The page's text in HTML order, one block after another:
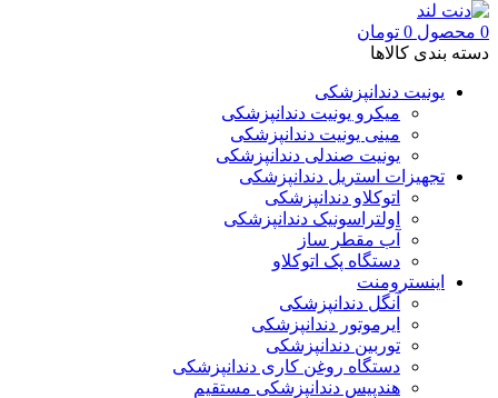
0 محصول 0 تومان
دسته بندی کالاها
یونیت دندانپزشکی
میکرو یونیت دندانپزشکی
مینی یونیت دندانپزشکی
یونیت صندلی دندانپزشکی
تجهیزات استریل دندانپزشکی
اتوکلاو دندانپزشکی
اولتراسونیک دندانپزشکی
آب مقطر ساز
دستگاه پک اتوکلاو
اینسترومنت
آنگل دندانپزشکی
ایرموتور دندانپزشکی
توربین دندانپزشکی
دستگاه روغن کاری دندانپزشکی
هندپیس دندانپزشکی مستقیم